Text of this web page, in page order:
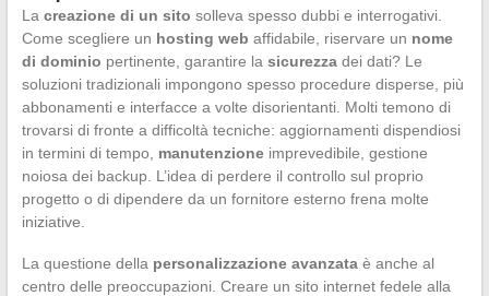
La creazione di un sito solleva spesso dubbi e interrogativi.
Come scegliere un hosting web affidabile, riservare un nome
di dominio pertinente, garantire la sicurezzadei dati? Le
soluzioni tradizionali impongono spesso procedure disperse, più
abbonamenti e interfacce a volte disorientanti. Molti temono di
trovarsi di fronte a difficoltà tecniche: aggiornamenti dispendiosi
in termini di tempo, manutenzioneimprevedibile, gestione
noiosa dei backup. L’idea di perdere il controllo sul proprio
progetto o di dipendere da un fornitore esterno frena molte
iniziative.
La questione della personalizzazione avanzataè anche al
centro delle preoccupazioni. Creare un sito internet fedele alla